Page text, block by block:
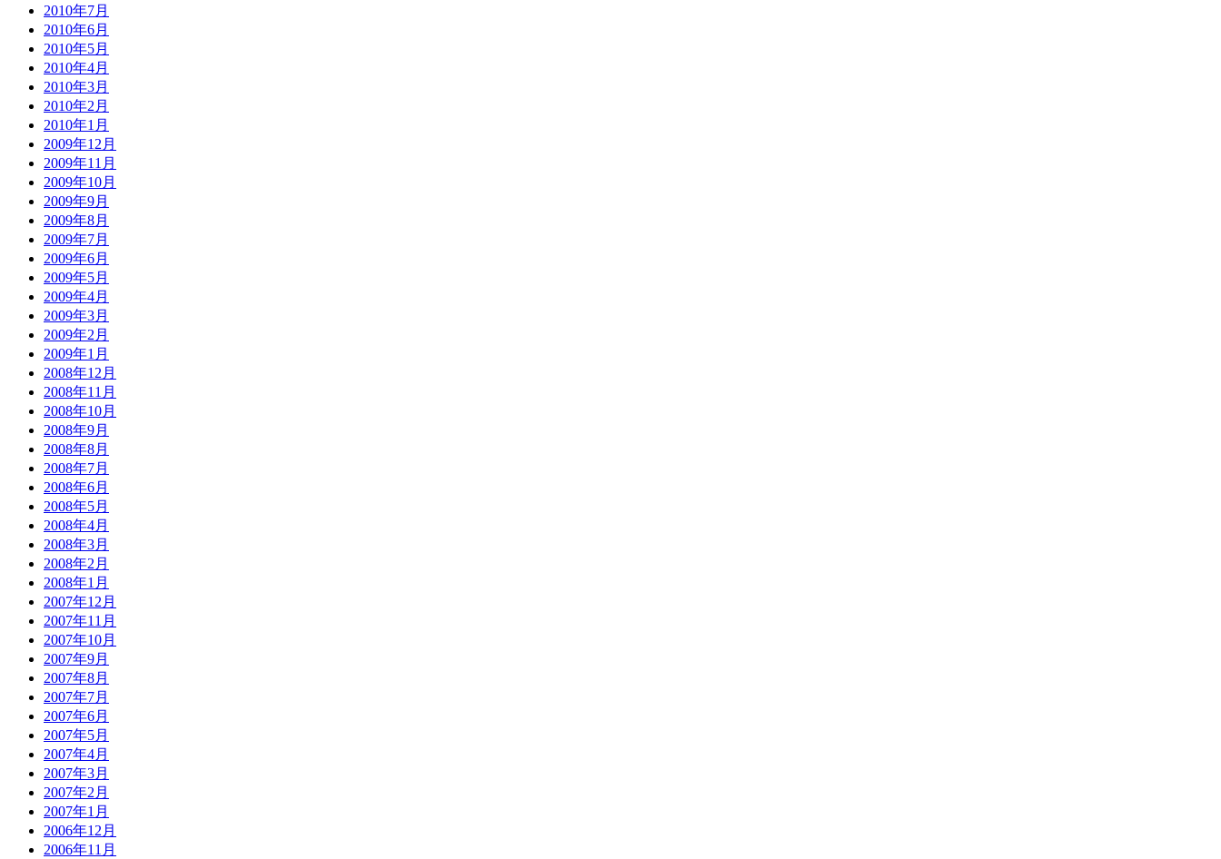
2010年7月
2010年6月
2010年5月
2010年4月
2010年3月
2010年2月
2010年1月
2009年12月
2009年11月
2009年10月
2009年9月
2009年8月
2009年7月
2009年6月
2009年5月
2009年4月
2009年3月
2009年2月
2009年1月
2008年12月
2008年11月
2008年10月
2008年9月
2008年8月
2008年7月
2008年6月
2008年5月
2008年4月
2008年3月
2008年2月
2008年1月
2007年12月
2007年11月
2007年10月
2007年9月
2007年8月
2007年7月
2007年6月
2007年5月
2007年4月
2007年3月
2007年2月
2007年1月
2006年12月
2006年11月